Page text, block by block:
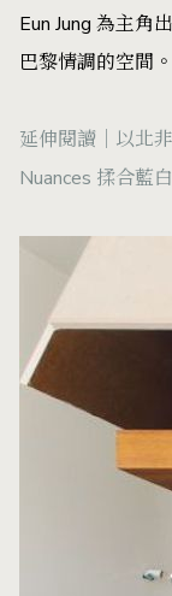
Eun Jung 為主
巴黎情調的空間。
延伸閱讀｜ 以北
Nuances 揉合藍